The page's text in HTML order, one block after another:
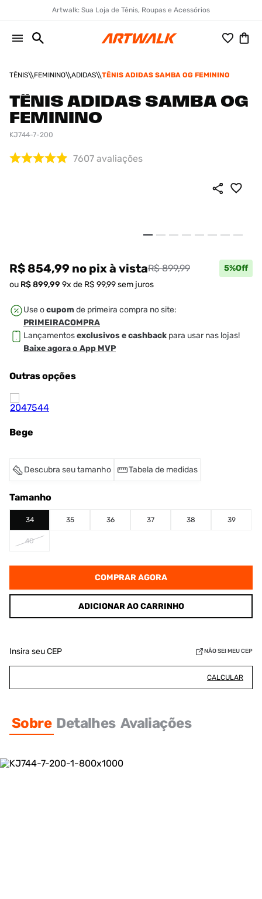
Artwalk: Sua Loja de Tênis, Roupas e Acessórios
TÊNIS FEMININO ADIDAS TÊNIS ADIDAS SAMBA OG FEMININO
TÊNIS ADIDAS SAMBA OG
FEMININO
KJ744-7-200
7607 avaliações
R$ 854,99 no pixà vistaR$ 899,99 5%Off
ou R$899,99 9x de R$ 99,99sem juros
Use ocupom de primeira compra no site:
PRIMEIRACOMPRA
Lançamentosexclusivos e cashback para usar nas lojas!
Baixe agora o App MVP
Outras opções
Bege
Descubra seu tamanho Tabela de medidas
Tamanho
34 35 36 37 38 39
40
COMPRAR AGORA
ADICIONAR AO CARRINHO
Insira seu CEP NÃO SEI MEU CEP
CALCULAR
Sobre Detalhes Avaliações